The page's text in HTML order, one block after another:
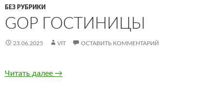
БЕЗ РУБРИКИ
GOP ГОСТИНИЦЫ
23.06.2025 VIT ОСТАВИТЬ КОММЕНТАРИЙ
Читать далее GOP гостиницы
→